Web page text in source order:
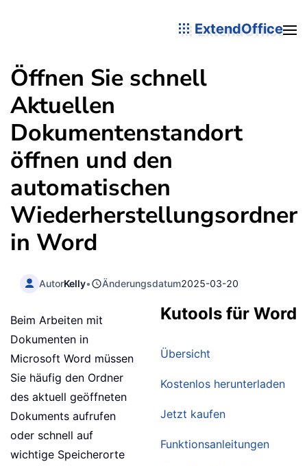
ExtendOffice
Öffnen Sie schnell
Aktuellen
Dokumentenstandort
öffnen und den
automatischen
Wiederherstellungsordner
in Word
AutorKelly• Änderungsdatum2025-03-20
Kutools für Word
Übersicht
Kostenlos herunterladen
Jetzt kaufen
Funktionsanleitungen
Beim Arbeiten mit
Dokumenten in
Microsoft Word müssen
Sie häufig den Ordner
des aktuell geöffneten
Dokuments aufrufen
oder schnell auf
wichtige Speicherorte